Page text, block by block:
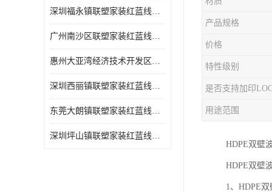
深圳福永镇联塑家装红蓝线管价格 支持送货上门
广州南沙区联塑家装红蓝线管批发 库存充足
惠州大亚湾经济技术开发区联塑PPR热水管公司
深圳西丽镇联塑家装红蓝线管供货商 联塑管道供应
东莞大朗镇联塑家装红蓝线管电话 联塑管道经销商
深圳坪山镇联塑家装红蓝线管型号 来电咨询
产品规格
价格
特性级别
是否支持加印
用途范围
HDPE双壁
HDPE双壁
1、HDPE